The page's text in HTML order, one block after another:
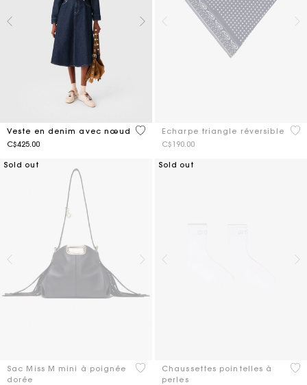
Veste en denim avec nœud
C$425.00
4 out of 5 Customer Rating
Echarpe triangle réversible
C$190.00
3,5
Sold out
Sac Miss M mini à poignée
dorée
3,6 out of 5 Customer Rating
Sold out
Chaussettes pointelles à
perles
5